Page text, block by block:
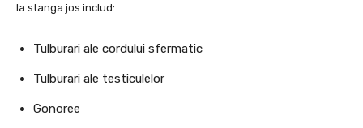
la stanga jos includ:
Tulburari ale cordului sfermatic
Tulburari ale testiculelor
Gonoree